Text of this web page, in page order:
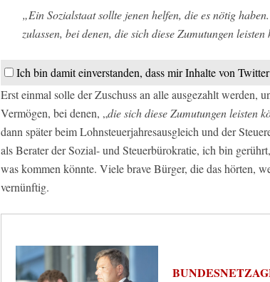
„Ein Sozialstaat sollte jenen helfen, die es nötig
zulassen, bei denen, die sich diese Zumutungen leisten
Ich bin damit einverstanden, dass mir Inhalte von
Erst einmal solle der Zuschuss an alle ausgezahlt werden,
Vermögen, bei denen, „die sich diese Zumutungen leisten
dann später beim Lohnsteuerjahresausgleich und der
als Berater der Sozial- und Steuerbürokratie, ich bin
was kommen könnte. Viele brave Bürger, die das hörten,
vernünftig.